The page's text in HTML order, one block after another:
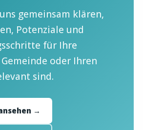
gemeinsam klären,
Potenziale und
für Ihre
oder Ihren
sind.
→